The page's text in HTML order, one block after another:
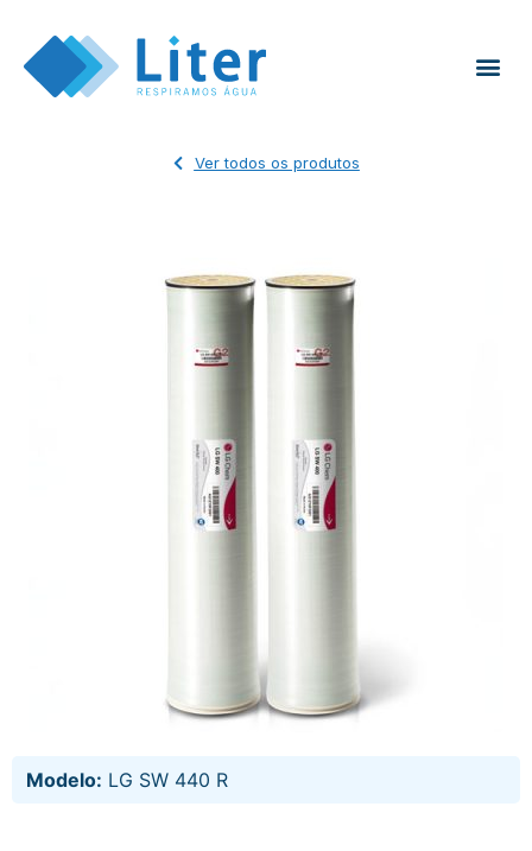
Ver todos os produtos
Modelo: LG SW 440 R